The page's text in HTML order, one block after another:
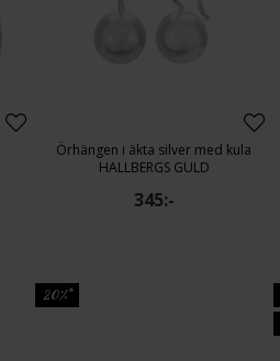
Örhängen i äkta silver med kula
HALLBERGS GULD
345:-
20%*